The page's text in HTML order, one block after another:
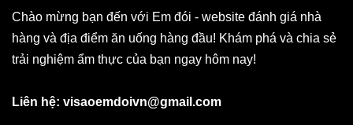
Chào mừng bạn đến với Em đói - website đánh giá nhà
hàng và địa điểm ăn uống hàng đầu! Khám phá và chia sẻ
trải nghiệm ẩm thực của bạn ngay hôm nay!
Liên hệ: visaoemdoivn@gmail.com